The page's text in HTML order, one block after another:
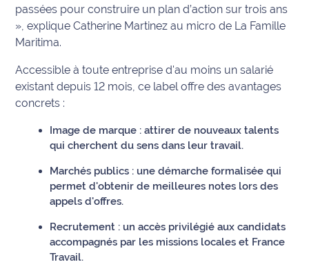
National
International
Défense
Municipales
Contenus
Partenaires
rédaction
Coup de
passées pour construire un plan d’action sur trois ans
», explique Catherine Martinez au micro de La Famille
Maritima.
Accessible à toute entreprise d'au moins un salarié
existant depuis 12 mois, ce label offre des avantages
concrets :
Image de marque : attirer de nouveaux talents
qui cherchent du sens dans leur travail.
Marchés publics : une démarche formalisée qui
permet d'obtenir de meilleures notes lors des
appels d'offres.
Recrutement : un accès privilégié aux candidats
accompagnés par les missions locales et France
Travail.